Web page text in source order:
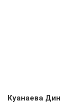
Куанаева